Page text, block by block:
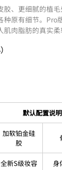
胶、更细腻的植
种原有细节。Pro
肉脂肪的真实柔
默认配置说明
加软铂金硅
胶
全新S级妆容 身